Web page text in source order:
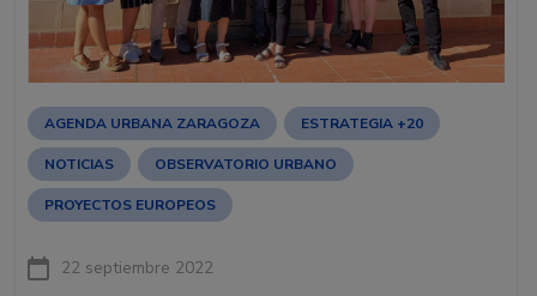
AGENDA URBANA ZARAGOZA ESTRATEGIA +20
NOTICIAS OBSERVATORIO URBANO
PROYECTOS EUROPEOS
22 septiembre 2022